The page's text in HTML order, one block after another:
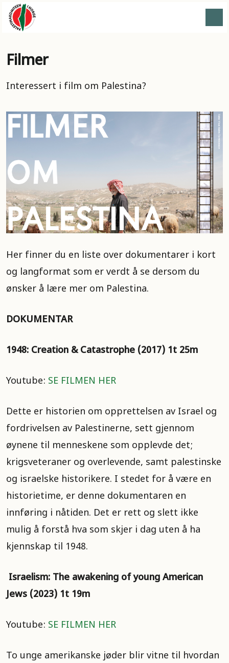
Filmer
Interessert i film om Palestina?
Her finner du en liste over dokumentarer i kort
og langformat som er verdt å se dersom du
ønsker å lære mer om Palestina.
DOKUMENTAR
1948: Creation & Catastrophe (2017) 1t 25m
Youtube: SE FILMEN HER
Dette er historien om opprettelsen av Israel og
fordrivelsen av Palestinerne, sett gjennom
øynene til menneskene som opplevde det;
krigsveteraner og overlevende, samt palestinske
og israelske historikere. I stedet for å være en
historietime, er denne dokumentaren en
innføring i nåtiden. Det er rett og slett ikke
mulig å forstå hva som skjer i dag uten å ha
kjennskap til 1948.
Israelism: The awakening of young American
Jews (2023) 1t 19m
Youtube: SE FILMEN HER
To unge amerikanske jøder blir vitne til hvordan